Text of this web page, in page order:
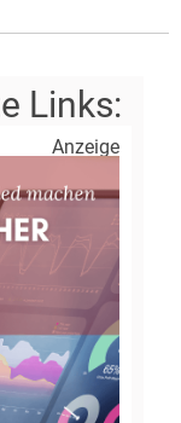
Anzeige